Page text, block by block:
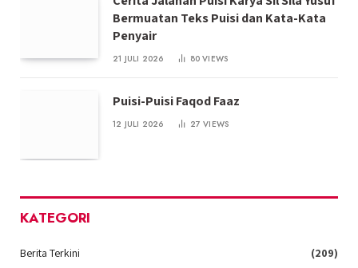
Bermuatan Teks Puisi dan Kata-Kata
Penyair
21 JULI 2026 80VIEWS
Puisi-Puisi Faqod Faaz
12 JULI 2026 27VIEWS
KATEGORI
Berita Terkini
(209)